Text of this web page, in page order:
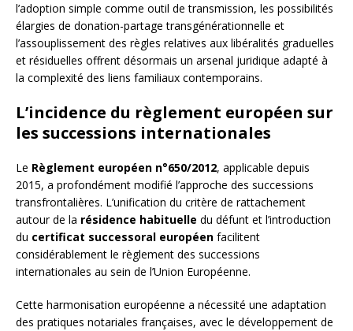
l’adoption simple comme outil de transmission, les possibilités
élargies de donation-partage transgénérationnelle et
l’assouplissement des règles relatives aux libéralités graduelles
et résiduelles offrent désormais un arsenal juridique adapté à
la complexité des liens familiaux contemporains.
L’incidence du règlement européen sur
les successions internationales
Le Règlement européen n°650/2012, applicable depuis
2015, a profondément modifié l’approche des successions
transfrontalières. L’unification du critère de rattachement
autour de la résidence habituelle du défunt et l’introduction
du certificat successoral européen facilitent
considérablement le règlement des successions
internationales au sein de l’Union Européenne.
Cette harmonisation européenne a nécessité une adaptation
des pratiques notariales françaises, avec le développement de